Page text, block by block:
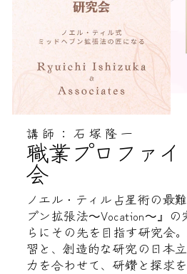
講師：石塚隆一
職業プロファ
会
ノエル・ティル占星術の最
ブン拡張法～Vocation～』
らにその先を目指す研究会
習と、創造的な研究の日本
力を合わせて、研鑽と探求を